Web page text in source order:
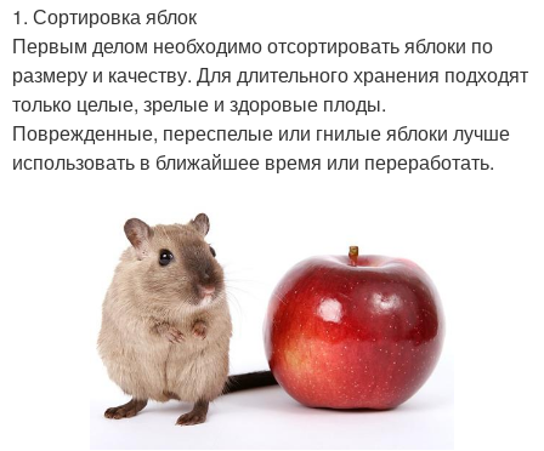
1. Сортировка яблок
Первым делом необходимо отсортировать яблоки по
размеру и качеству. Для длительного хранения подходят
только целые, зрелые и здоровые плоды.
Поврежденные, переспелые или гнилые яблоки лучше
использовать в ближайшее время или переработать.